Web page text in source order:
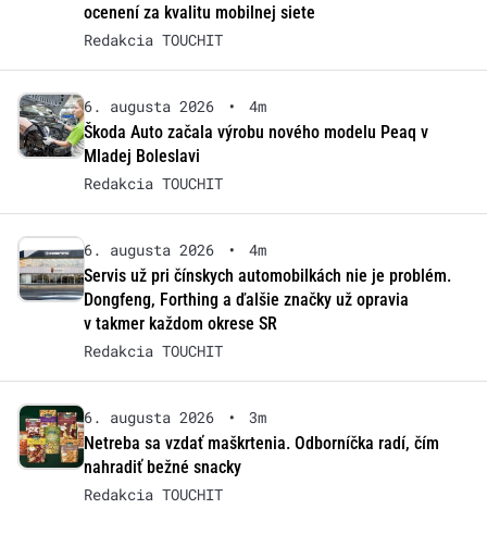
ocenení za kvalitu mobilnej siete
Redakcia TOUCHIT
6. augusta 2026 •
4m
Škoda Auto začala výrobu nového modelu Peaq v
Mladej Boleslavi
Redakcia TOUCHIT
6. augusta 2026 •
4m
Servis už pri čínskych automobilkách nie je problém.
Dongfeng, Forthing a ďalšie značky už opravia
v takmer každom okrese SR
Redakcia TOUCHIT
6. augusta 2026 •
3m
Netreba sa vzdať maškrtenia. Odborníčka radí, čím
nahradiť bežné snacky
Redakcia TOUCHIT